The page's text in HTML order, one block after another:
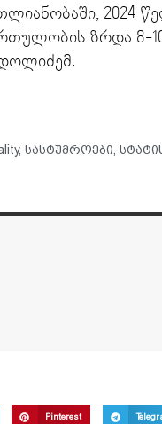
2024
ზრდა 8-
, სასტუმროები
Pinterest